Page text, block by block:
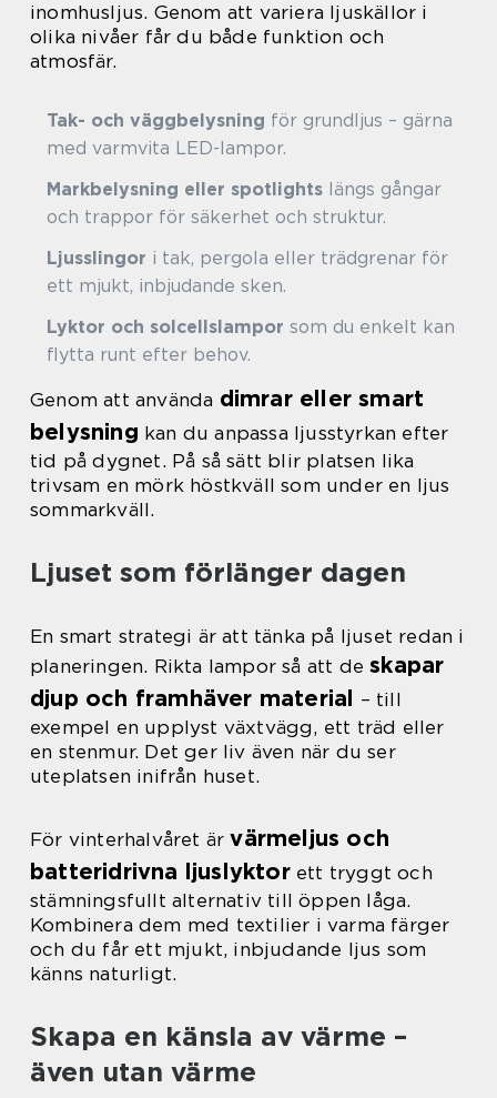
inomhusljus. Genom att variera ljuskällor i
olika nivåer får du både funktion och
atmosfär.
Tak- och väggbelysning för grundljus – gärna
med varmvita LED-lampor.
Markbelysning eller spotlights längs gångar
och trappor för säkerhet och struktur.
Ljusslingor i tak, pergola eller trädgrenar för
ett mjukt, inbjudande sken.
Lyktor och solcellslampor som du enkelt kan
flytta runt efter behov.
Genom att använda dimrar eller smart
belysning kan du anpassa ljusstyrkan efter
tid på dygnet. På så sätt blir platsen lika
trivsam en mörk höstkväll som under en ljus
sommarkväll.
Ljuset som förlänger dagen
En smart strategi är att tänka på ljuset redan i
planeringen. Rikta lampor så att deskapar
djup och framhäver material – till
exempel en upplyst växtvägg, ett träd eller
en stenmur. Det ger liv även när du ser
uteplatsen inifrån huset.
För vinterhalvåret ärvärmeljus och
batteridrivna ljuslyktorett tryggt och
stämningsfullt alternativ till öppen låga.
Kombinera dem med textilier i varma färger
och du får ett mjukt, inbjudande ljus som
känns naturligt.
Skapa en känsla av värme –
även utan värme